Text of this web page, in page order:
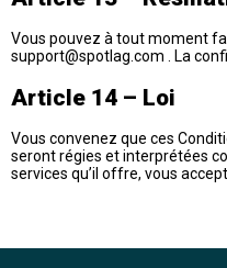
Vous pouvez à tout moment
support@spotlag.com . La
Article 14 – Loi
Vous convenez que ces
seront régies et interprétées
services qu’il offre, vous